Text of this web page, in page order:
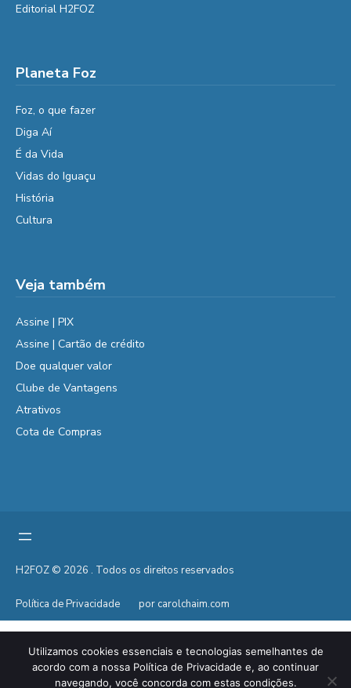
Editorial H2FOZ
Planeta Foz
Foz, o que fazer
Diga Aí
É da Vida
Vidas do Iguaçu
História
Cultura
Veja também
Assine | PIX
Assine | Cartão de crédito
Doe qualquer valor
Clube de Vantagens
Atrativos
Cota de Compras
H2FOZ © 2026 . Todos os direitos reservados
Política de Privacidade por carolchaim.com
Utilizamos cookies essenciais e tecnologias semelhantes de
acordo com a nossa Política de Privacidade e, ao continuar
navegando, você concorda com estas condições.